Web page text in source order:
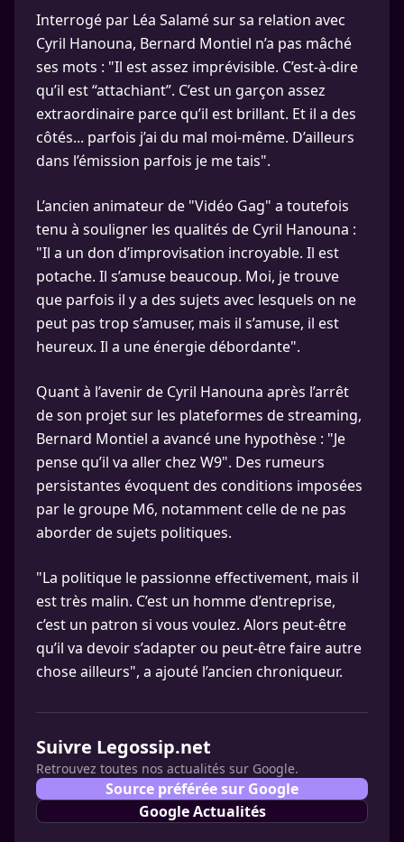
Interrogé par Léa Salamé sur sa relation avec
Cyril Hanouna, Bernard Montiel n’a pas mâché
ses mots : "Il est assez imprévisible. C’est-à-dire
qu’il est “attachiant”. C’est un garçon assez
extraordinaire parce qu’il est brillant. Et il a des
côtés... parfois j’ai du mal moi-même. D’ailleurs
dans l’émission parfois je me tais".
L’ancien animateur de "Vidéo Gag" a toutefois
tenu à souligner les qualités de Cyril Hanouna :
"Il a un don d’improvisation incroyable. Il est
potache. Il s’amuse beaucoup. Moi, je trouve
que parfois il y a des sujets avec lesquels on ne
peut pas trop s’amuser, mais il s’amuse, il est
heureux. Il a une énergie débordante".
Quant à l’avenir de Cyril Hanouna après l’arrêt
de son projet sur les plateformes de streaming,
Bernard Montiel a avancé une hypothèse : "Je
pense qu’il va aller chez W9". Des rumeurs
persistantes évoquent des conditions imposées
par le groupe M6, notamment celle de ne pas
aborder de sujets politiques.
"La politique le passionne effectivement, mais il
est très malin. C’est un homme d’entreprise,
c’est un patron si vous voulez. Alors peut-être
qu’il va devoir s’adapter ou peut-être faire autre
chose ailleurs", a ajouté l’ancien chroniqueur.
Suivre Legossip.net
Retrouvez toutes nos actualités sur Google.
Source préférée sur Google
Google Actualités